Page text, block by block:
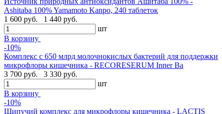
Ashitaba 100% Yamamoto Kanpo, 240 таблеток
1 600 руб.
1 440 руб.
шт
В корзину
-10%
Комплекс с 650 млрд молочнокислых бактерий для поддержки
микрофлоры кишечника - RECORESERUM Inner Ba
3 700 руб.
3 330 руб.
шт
В корзину
-10%
Шипучий комплекс для микрофлоры кишечника - LACTIS